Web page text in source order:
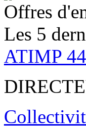
Offres
Les 5
ATIMP 44